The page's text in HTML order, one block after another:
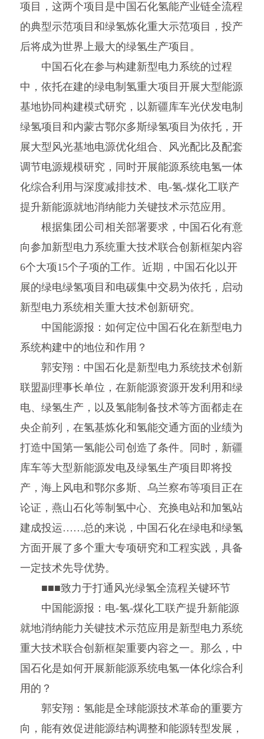
项目，这两个项目是中国石化氢能产业链全流程
的典型示范项目和绿氢炼化重大示范项目，投产
后将成为世界上最大的绿氢生产项目。
中国石化在参与构建新型电力系统的过程
中，依托在建的绿电制氢重大项目开展大型能源
基地协同构建模式研究，以新疆库车光伏发电制
绿氢项目和内蒙古鄂尔多斯绿氢项目为依托，开
展大型风光基地电源优化组合、风光配比及配套
调节电源规模研究，同时开展能源系统电氢一体
化综合利用与深度减排技术、电-氢-煤化工联产
提升新能源就地消纳能力关键技术示范应用。
根据集团公司相关部署要求，中国石化有意
向参加新型电力系统重大技术联合创新框架内容
6个大项15个子项的工作。近期，中国石化以开
展的绿电绿氢项目和电碳集中交易为依托，启动
新型电力系统相关重大技术创新研究。
中国能源报：如何定位中国石化在新型电力
系统构建中的地位和作用？
郭安翔：中国石化是新型电力系统技术创新
联盟副理事长单位，在新能源资源开发利用和绿
电、绿氢生产，以及氢能制备技术等方面都走在
央企前列，在氢基炼化和氢能交通方面的业绩为
打造中国第一氢能公司创造了条件。同时，新疆
库车等大型新能源发电及绿氢生产项目即将投
产，海上风电和鄂尔多斯、乌兰察布等项目正在
论证，燕山石化等制氢中心、充换电站和加氢站
建成投运……总的来说，中国石化在绿电和绿氢
方面开展了多个重大专项研究和工程实践，具备
一定技术先导优势。
■■■致力于打通风光绿氢全流程关键环节
中国能源报：电-氢-煤化工联产提升新能源
就地消纳能力关键技术示范应用是新型电力系统
重大技术联合创新框架重要内容之一。那么，中
国石化是如何开展新能源系统电氢一体化综合利
用的？
郭安翔：氢能是全球能源技术革命的重要方
向，能有效促进能源结构调整和能源转型发展，